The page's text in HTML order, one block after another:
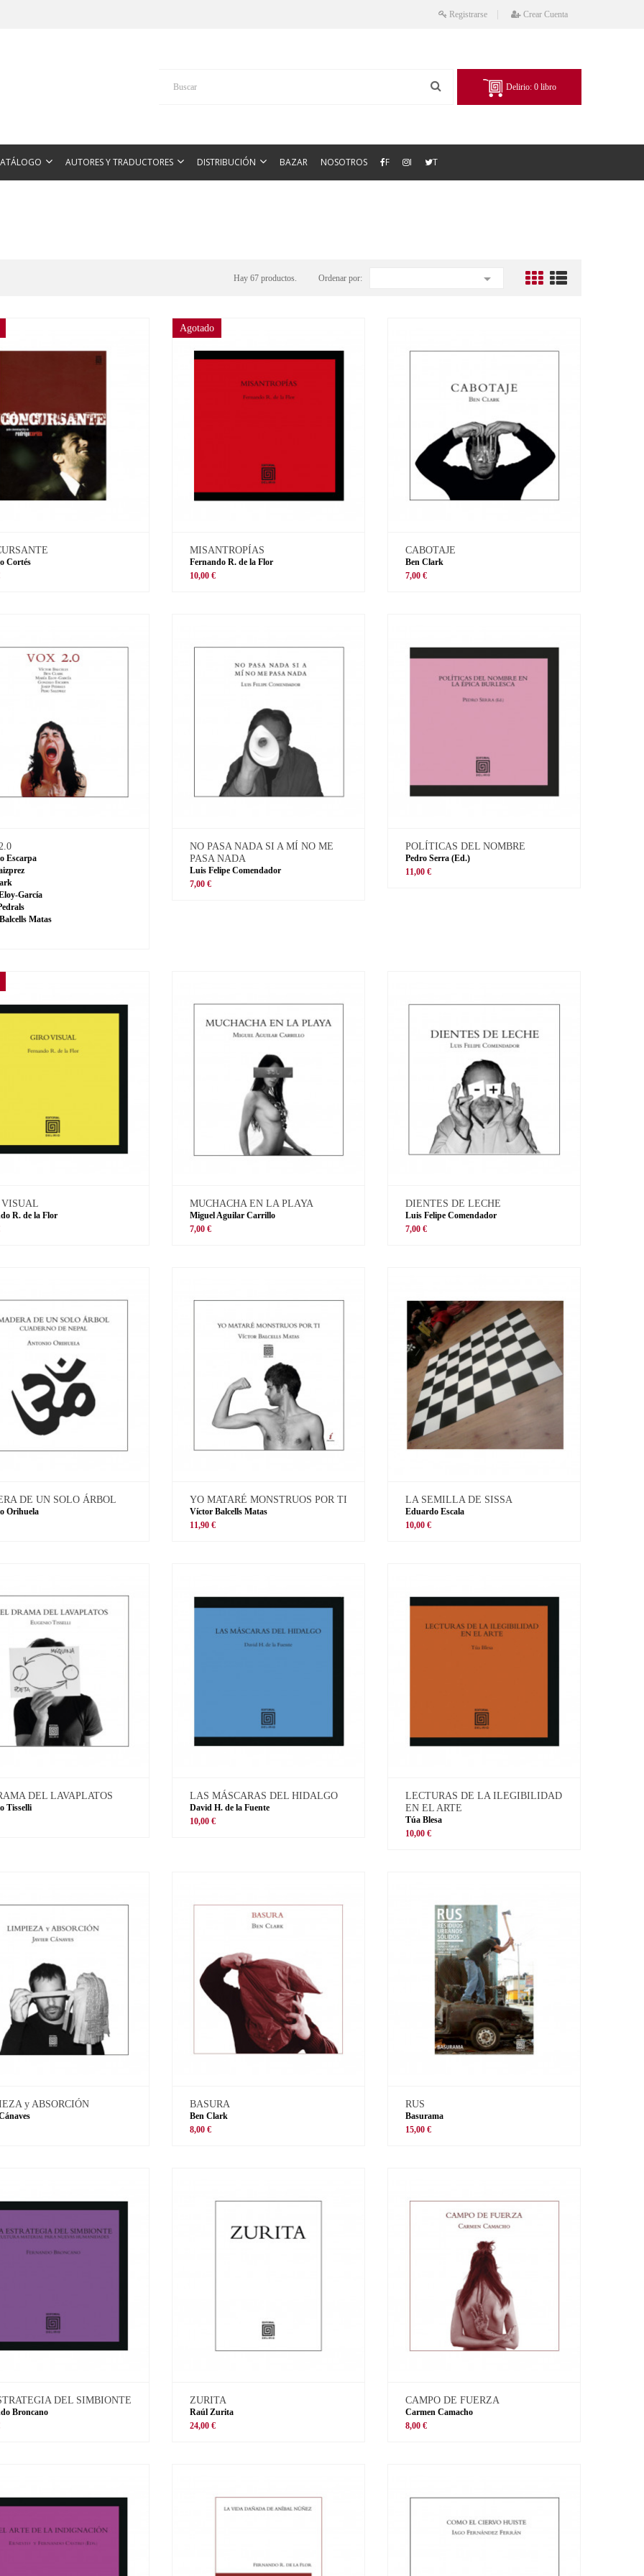
Registrarse Crear Cuenta
Delirio: 0 libro
AUTORES Y TRADUCTORES DISTRIBUCIÓN BAZAR NOSOTROS F I T
Hay 67 productos. Ordenar por: 
Cortés
Agotado
MISANTROPÍAS
Fernando R. de la Flor
10,00 €
CABOTAJE
Ben Clark
7,00 €
Escarpa
García
Matas
NO PASA NADA SI A MÍ NO ME
PASA NADA
Luis Felipe Comendador
7,00 €
POLÍTICAS DEL NOMBRE
Pedro Serra (Ed.)
11,00 €
VISUAL
R. de la Flor
MUCHACHA EN LA PLAYA
Miguel Aguilar Carrillo
7,00 €
DIENTES DE LECHE
Luis Felipe Comendador
7,00 €
DE UN SOLO ÁRBOL
Orihuela
YO MATARÉ MONSTRUOS POR TI
Víctor Balcells Matas
11,90 €
LA SEMILLA DE SISSA
Eduardo Escala
10,00 €
DEL LAVAPLATOS
Tisselli
LAS MÁSCARAS DEL HIDALGO
David H. de la Fuente
10,00 €
LECTURAS DE LA ILEGIBILIDAD
EN EL ARTE
Túa Blesa
10,00 €
y ABSORCIÓN BASURA
Ben Clark
8,00 €
RUS
Basurama
15,00 €
DEL SIMBIONTE
Broncano
ZURITA
Raúl Zurita
24,00 €
CAMPO DE FUERZA
Carmen Camacho
8,00 €